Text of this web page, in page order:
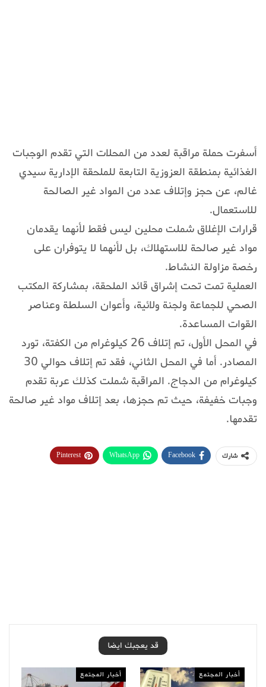
أسفرت حملة مراقبة لعدد من المحلات التي تقدم الوجبات
الغذائية بمنطقة العزوزية التابعة للملحقة الإدارية سيدي
غالم، عن حجز وإتلاف عدد من المواد غير الصالحة
للاستعمال.
قرارات الإغلاق شملت محلين ليس فقط لأنهما يقدمان
مواد غير صالحة للاستهلاك، بل لأنهما لا يتوفران على
رخصة مزاولة النشاط.
العملية تمت تحت إشراق قائد الملحقة، بمشاركة المكتب
الصحي للجماعة ولجنة ولائية، وأعوان السلطة وعناصر
القوات المساعدة.
في المحل الأول، تم إتلاف 26 كيلوغرام من الكفتة، تورد
المصادر. أما في المحل الثاني، فقد تم إتلاف حوالي 30
كيلوغرام من الدجاج. المراقبة شملت كذلك عربة تقدم
وجبات خفيفة، حيث تم حجزها، بعد إتلاف مواد غير صالحة
تقدمها.
شارك Facebook
WhatsApp
Pinterest
قد يعجبك ايضا
أخبار المجتمع أخبار المجتمع